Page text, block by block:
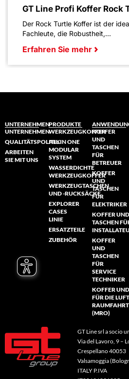
GT Line Profi Koffer Rock
Der Rock Turtle Koffer ist der
Fachleute, die Robustheit,...
Erfahren Sie mehr
UNTERNEHMEN
UNTERNEHMEN
QUALITÄTSPOLITIK
ARBEITEN
SIE MIT UNS
PRODUKTE
WERKZEUGKOFFER
ALL IN ONE
MODULAR
SYSTEM
WASSERDICHTE
WERKZEUGKOFFER
WERKZEUGTASCHEN
UND -RUCKSÄCKE
EXPLORER
CASES
LINIE
ERSATZTEILE
ZUBEHÖR
KOFFER
UND
TASCHEN
FÜR
BETREUER
KOFFER
UND
TASCHEN
FÜR
ELEKTRIKER
KOFFER UND
TASCHEN
KOFFER
UND
TASCHEN
FÜR
SERVICE
TECHNIKER
KOFFER
FÜR DIE
(MRO)
GT Line srl a socio
Via del Lavoro, 9 –
Crespellano 40053
Valsamoggia
ITALY P.IVA